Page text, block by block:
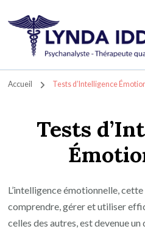
Lynda IDDIR- L'hypnose quantique au
Asnières-Sur Seine
Accueil Tests d’Intelligence
Tests
L’intelligence émotionnelle,
comprendre, gérer et utiliser
celles des autres, est devenue un